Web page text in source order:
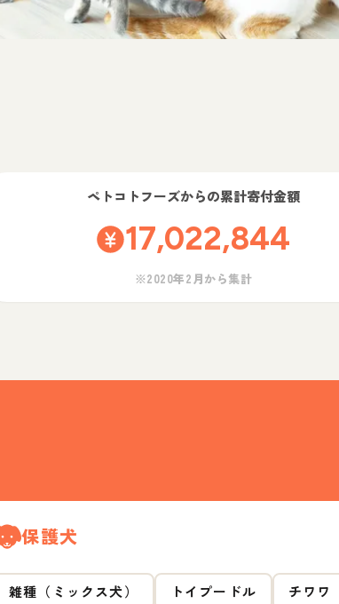
ペトコトフーズからの累計寄付金額
17,022,844
※2020年2月から集計
保護犬
雑種（ミックス犬） トイプードル
チワワ